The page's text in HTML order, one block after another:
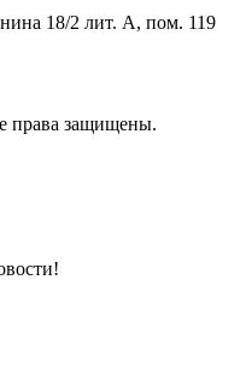
18/2 лит. А, пом. 119
права защищены.